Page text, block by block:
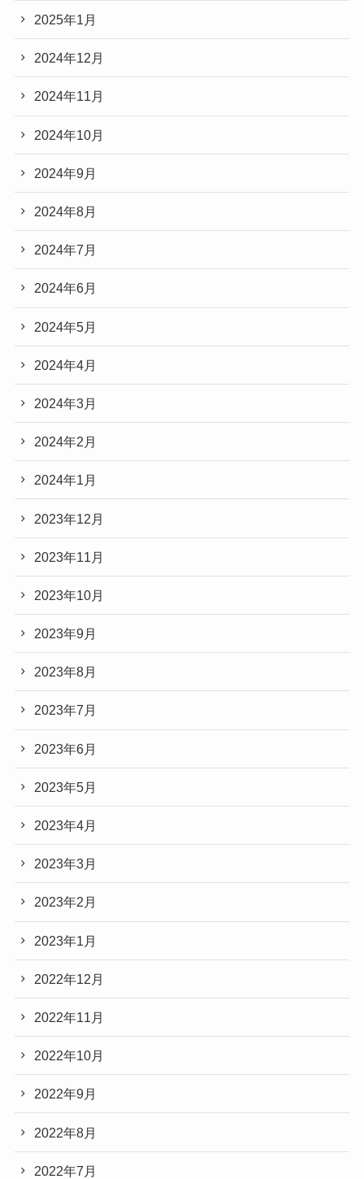
2025年1月
2024年12月
2024年11月
2024年10月
2024年9月
2024年8月
2024年7月
2024年6月
2024年5月
2024年4月
2024年3月
2024年2月
2024年1月
2023年12月
2023年11月
2023年10月
2023年9月
2023年8月
2023年7月
2023年6月
2023年5月
2023年4月
2023年3月
2023年2月
2023年1月
2022年12月
2022年11月
2022年10月
2022年9月
2022年8月
2022年7月